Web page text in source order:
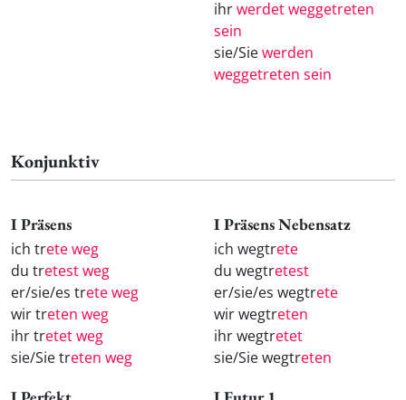
ihrwerdet weggetreten
sein
sie/Siewerden
weggetreten sein
Konjunktiv
I Präsens
ich trete weg
du tretest weg
er/sie/es trete weg
wir treten weg
ihr tretet weg
sie/Sie treten weg
I Präsens Nebensatz
ich wegtrete
du wegtretest
er/sie/es wegtrete
wir wegtreten
ihr wegtretet
sie/Sie wegtreten